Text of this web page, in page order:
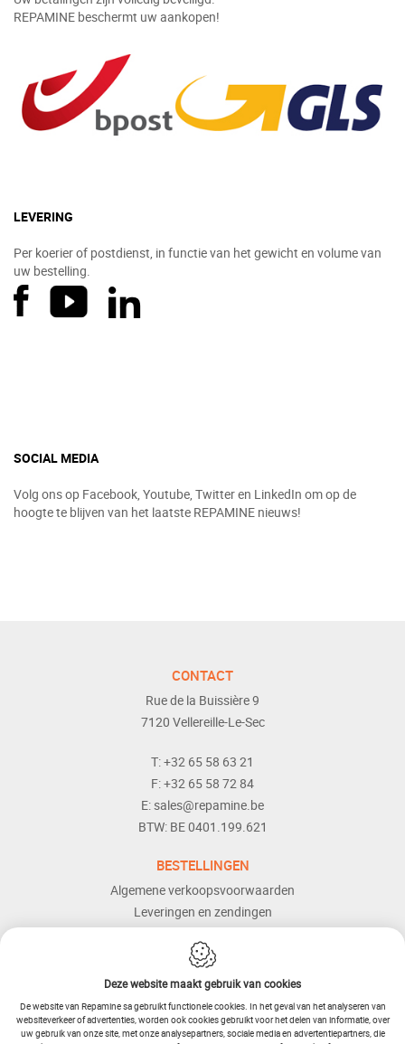
REPAMINE beschermt uw aankopen!
LEVERING
Per koerier of postdienst, in functie van het gewicht en volume van
uw bestelling.
SOCIAL MEDIA
Volg ons op Facebook, Youtube, Twitter en LinkedIn om op de
hoogte te blijven van het laatste REPAMINE nieuws!
CONTACT
Rue de la Buissière 9
7120 Vellereille-Le-Sec
T:+32 65 58 63 21
F:+32 65 58 72 84
E:sales@repamine.be
BTW: BE 0401.199.621
BESTELLINGEN
Algemene verkoopsvoorwaarden
Leveringen en zendingen
Betaalmogelijkheden
Dienst naverkoop
Hulp en bijstand
Deze website maakt gebruik van cookies
De website van Repamine sa gebruikt functionele cookies. In het geval van het analyseren van
websiteverkeer of advertenties, worden ook cookies gebruikt voor het delen van informatie, over
uw gebruik van onze site, met onze analysepartners, sociale media en advertentiepartners, die